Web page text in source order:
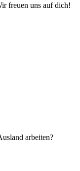
freuen uns auf dich!
arbeiten?